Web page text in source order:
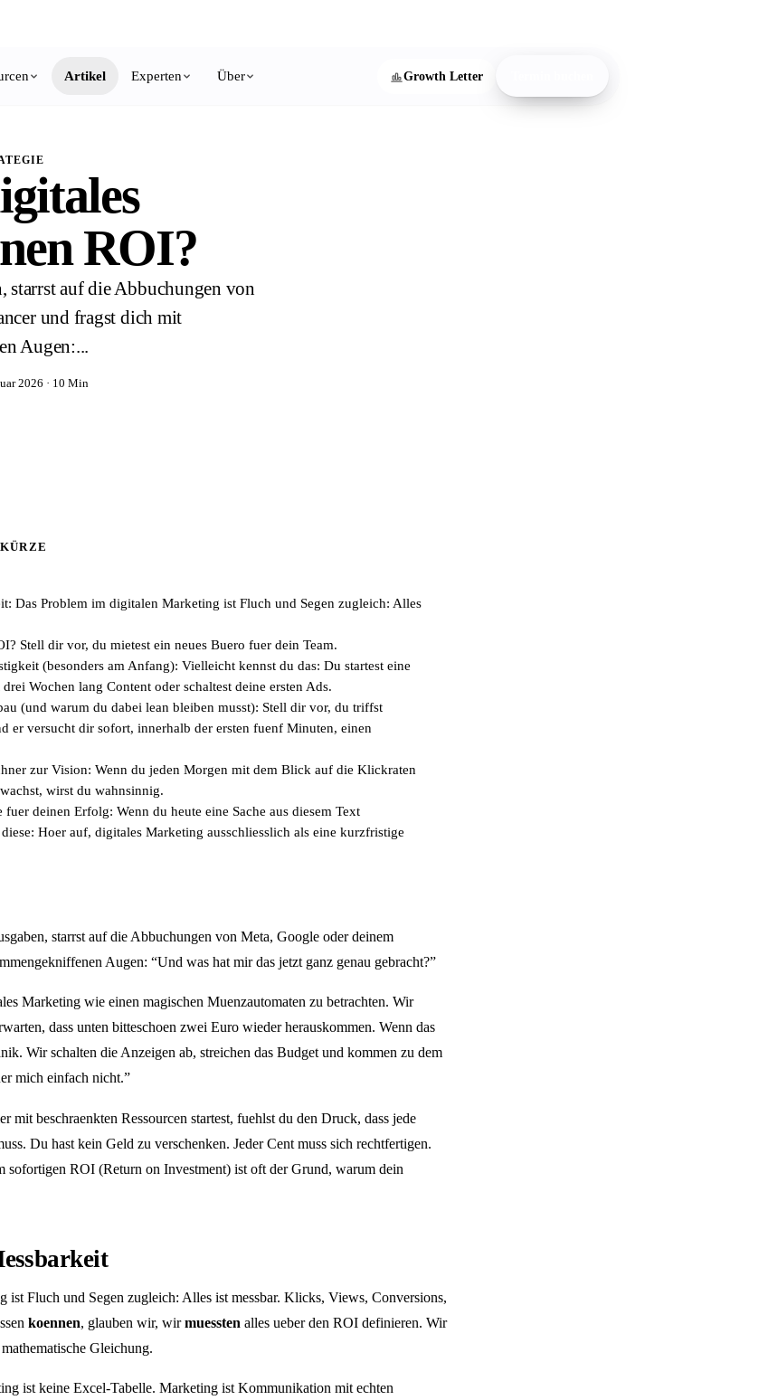
Artikel Experten Über Growth Letter
ROI?
starrst auf die Abbuchungen von
und fragst dich mit
Augen:...
2026 · 10 Min
Das Problem im digitalen Marketing ist Fluch und Segen zugleich: Alles
Stell dir vor, du mietest ein neues Buero fuer dein Team.
(besonders am Anfang): Vielleicht kennst du das: Du startest eine
Wochen lang Content oder schaltest deine ersten Ads.
(und warum du dabei lean bleiben musst): Stell dir vor, du triffst
er versucht dir sofort, innerhalb der ersten fuenf Minuten, einen
zur Vision: Wenn du jeden Morgen mit dem Blick auf die Klickraten
wirst du wahnsinnig.
deinen Erfolg: Wenn du heute eine Sache aus diesem Text
Hoer auf, digitales Marketing ausschliesslich als eine kurzfristige
starrst auf die Abbuchungen von Meta, Google oder deinem
Augen: “Und was hat mir das jetzt ganz genau gebracht?”
Marketing wie einen magischen Muenzautomaten zu betrachten. Wir
dass unten bitteschoen zwei Euro wieder herauskommen. Wenn das
Wir schalten die Anzeigen ab, streichen das Budget und kommen zu dem
mich einfach nicht.”
mit beschraenkten Ressourcen startest, fuehlst du den Druck, dass jede
Du hast kein Geld zu verschenken. Jeder Cent muss sich rechtfertigen.
sofortigen ROI (Return on Investment) ist oft der Grund, warum dein
ist Fluch und Segen zugleich: Alles ist messbar. Klicks, Views, Conversions,
koennen, glauben wir, wirmuessten alles ueber den ROI definieren. Wir
Gleichung.
ist keine Excel-Tabelle. Marketing ist Kommunikation mit echten